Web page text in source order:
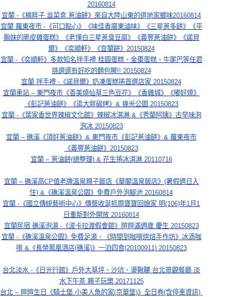
20160814
宜蘭 -《楊胖子 韭菜盒.蔥油餅》來自大陸山東的道地家鄉味20160814
宜蘭 羅東夜市 -《可口點心》《味佳香廣東滷味》《三星蔥多餅》《平
胸妹的脆皮雞蛋糕》《老懂白三星蔥臭豆腐》《義豐蔥油餅》《諾貝
爾》《奕順軒》《宜蘭餅》20150824
宜蘭 -《奕順軒》多款知名拌手禮 桂圓蛋糕、金棗蛋糕、牛尾巴等任君
挑選還有好吃的麵包喔!! 20150824
宜蘭 拌手禮 -《諾貝爾》奶凍蛋糕捲首選店家 20150824
宜蘭車站 – 東門夜市《善美燒仙草三色豆花》《香雞城》《嘟好燒》
《彭記蔥油餅》《梁大胖碳烤》& 幾米公園 20150823
宜蘭 -《葉家香世界辣椒文化館》辣椒冰淇淋 &《秀蘭阿姨》古早味泡
泡冰 20150823
宜蘭 – 礁溪《頂好蔥油餅》& 東門夜市《彭記蔥油餅》& 羅東夜市
《義豐蔥油餅》20150823
宜蘭 – 蔥油餅(總整理) & 花生捲冰淇淋 20110716
宜蘭 – 礁溪高CP值老牌溫泉親子飯店《華閣溫泉飯店》(暑假週日入
住) &《礁溪溫泉公園》免費戶外泡腳池 20160814
宜蘭 -《國立傳統藝術中心》傳藝收涎抓周寶寶回娘家 明(106)年1月1
日重新對外開放 20160814
宜蘭民宿 礁溪泡湯 -《波卡拉渡假會館》暄暄滿週歲 慶生 20150823
宜蘭 -《礁溪溫泉公園》免費足湯、《時間到咖啡烘焙手作坊》冰滴咖
啡 &《長榮鳳凰酒店(礁溪)》一泊四食(20100911) 20150823
台北淡水 -《日光行館》戶外大草坪、沙坑、盪鞦韆 台北景觀餐廳 淡
水下午茶 親子玩樂 20171125
台北 – 暄暄生日《騎士堡.小美人魚的家(京華堡)》全日卷(含停車資訊)